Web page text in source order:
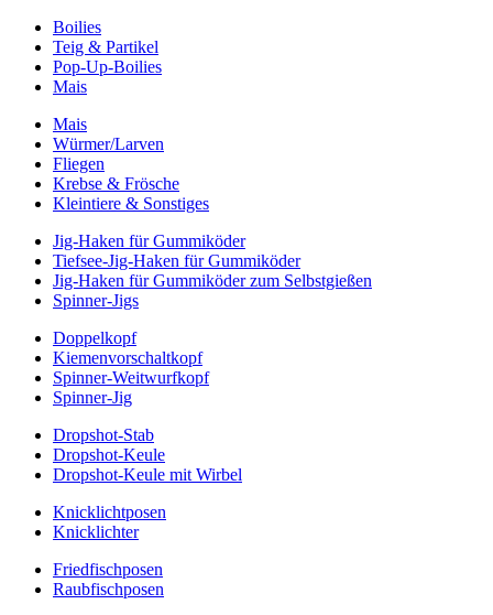
Boilies
Teig & Partikel
Pop-Up-Boilies
Mais
Mais
Würmer/Larven
Fliegen
Krebse & Frösche
Kleintiere & Sonstiges
Jig-Haken für Gummiköder
Tiefsee-Jig-Haken für Gummiköder
Jig-Haken für Gummiköder zum Selbstgießen
Spinner-Jigs
Doppelkopf
Kiemenvorschaltkopf
Spinner-Weitwurfkopf
Spinner-Jig
Dropshot-Stab
Dropshot-Keule
Dropshot-Keule mit Wirbel
Knicklichtposen
Knicklichter
Friedfischposen
Raubfischposen